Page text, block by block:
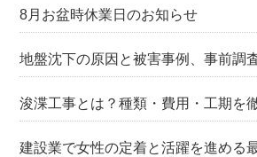
8月お盆時休業日のお知らせ
地盤沈下の原因と被害事例、事前調
浚渫工事とは？種類・費用・工期を
建設業で女性の定着と活躍を進める